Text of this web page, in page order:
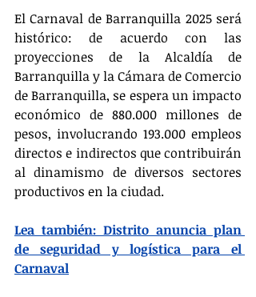
El Carnaval de Barranquilla 2025 será
histórico: de acuerdo con las
proyecciones de la Alcaldía de
Barranquilla y la Cámara de Comercio
de Barranquilla, se espera un impacto
económico de 880.000 millones de
pesos, involucrando 193.000 empleos
directos e indirectos que contribuirán
al dinamismo de diversos sectores
productivos en la ciudad.
Lea también: Distrito anuncia plan
de seguridad y logística para el
Carnaval